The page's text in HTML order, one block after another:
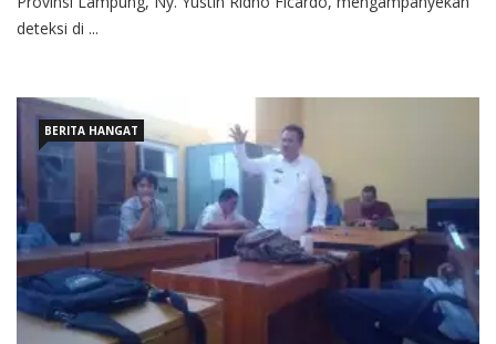
deteksi di ...
BERITA HANGAT